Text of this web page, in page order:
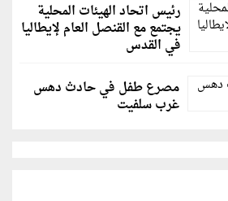
رئيس اتحاد الهيئات المحلية
يجتمع مع القنصل العام لإيطاليا
في القدس
مصرع طفل في حادث دهس
غرب سلفيت